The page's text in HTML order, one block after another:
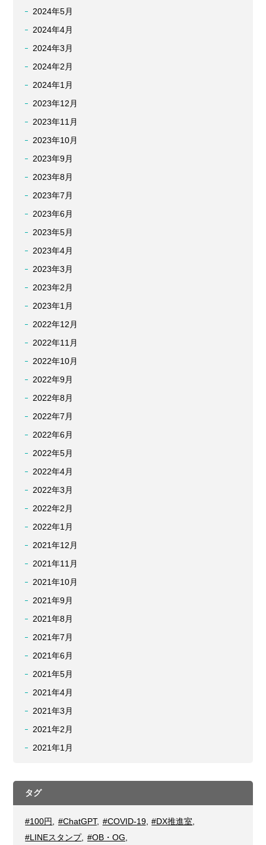
2024年5月
2024年4月
2024年3月
2024年2月
2024年1月
2023年12月
2023年11月
2023年10月
2023年9月
2023年8月
2023年7月
2023年6月
2023年5月
2023年4月
2023年3月
2023年2月
2023年1月
2022年12月
2022年11月
2022年10月
2022年9月
2022年8月
2022年7月
2022年6月
2022年5月
2022年4月
2022年3月
2022年2月
2022年1月
2021年12月
2021年11月
2021年10月
2021年9月
2021年8月
2021年7月
2021年6月
2021年5月
2021年4月
2021年3月
2021年2月
2021年1月
タグ
#100円 #ChatGPT, #COVID-19, #DX推進室
#LINEスタンプ, #OB・OG